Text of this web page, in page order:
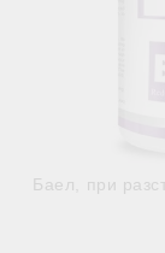
Баел, при